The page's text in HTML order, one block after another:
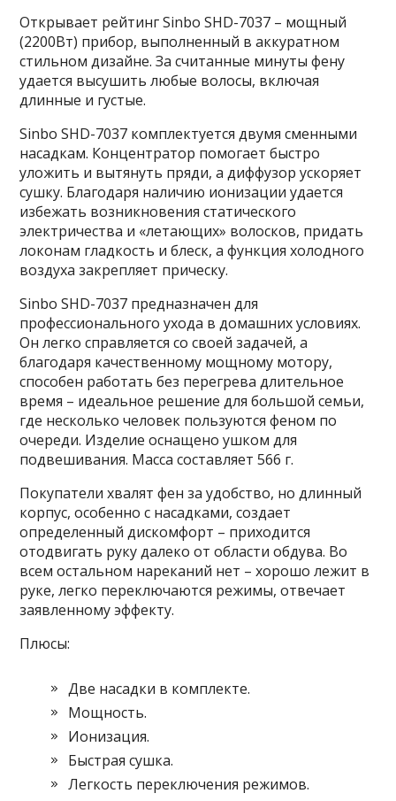
Открывает рейтинг Sinbo SHD-7037 – мощный
(2200Вт) прибор, выполненный в аккуратном
стильном дизайне. За считанные минуты фену
удается высушить любые волосы, включая
длинные и густые.
Sinbo SHD-7037 комплектуется двумя сменными
насадкам. Концентратор помогает быстро
уложить и вытянуть пряди, а диффузор ускоряет
сушку. Благодаря наличию ионизации удается
избежать возникновения статического
электричества и «летающих» волосков, придать
локонам гладкость и блеск, а функция холодного
воздуха закрепляет прическу.
Sinbo SHD-7037 предназначен для
профессионального ухода в домашних условиях.
Он легко справляется со своей задачей, а
благодаря качественному мощному мотору,
способен работать без перегрева длительное
время – идеальное решение для большой семьи,
где несколько человек пользуются феном по
очереди. Изделие оснащено ушком для
подвешивания. Масса составляет 566 г.
Покупатели хвалят фен за удобство, но длинный
корпус, особенно с насадками, создает
определенный дискомфорт – приходится
отодвигать руку далеко от области обдува. Во
всем остальном нареканий нет – хорошо лежит в
руке, легко переключаются режимы, отвечает
заявленному эффекту.
Плюсы:
Две насадки в комплекте.
Мощность.
Ионизация.
Быстрая сушка.
Легкость переключения режимов.